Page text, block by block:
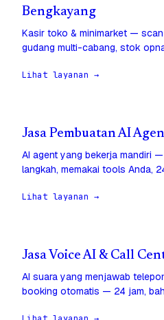
Bengkayang
Kasir toko & minimarket —
gudang multi-cabang, stok
Lihat layanan →
Jasa Pembuatan AI
AI agent yang bekerja mandiri
langkah, memakai tools Anda,
Lihat layanan →
Jasa Voice AI & Call
AI suara yang menjawab
booking otomatis — 24 jam,